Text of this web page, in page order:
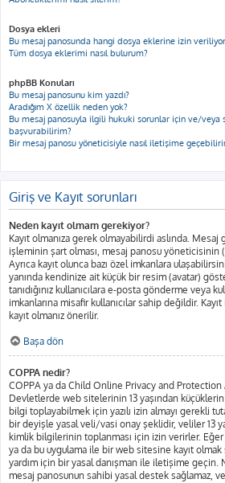
Dosya ekleri
Bu mesaj panosunda hangi dosya eklerine izin
Tüm dosya eklerimi nasıl bulurum?
phpBB Konuları
Bu mesaj panosunu kim yazdı?
Aradığım X özellik neden yok?
Bu mesaj panosuyla ilgili hukuki sorunlar için ve/
başvurabilirim?
Bir mesaj panosu yöneticisiyle nasıl iletişime
Giriş ve Kayıt sorunları
Neden kayıt olmam gerekiyor?
Kayıt olmanıza gerek olmayabilirdi aslında.
işleminin şart olması, mesaj panosu yöneticisinin
Ayrıca kayıt olunca bazı özel imkanlara
yanında kendinize ait küçük bir resim (avatar)
tanıdığınız kullanıcılara e-posta gönderme veya
imkanlarına misafir kullanıcılar sahip değildir.
kayıt olmanız önerilir.
Başa dön
COPPA nedir?
COPPA ya da Child Online Privacy and
Devletlerde web sitelerinin 13 yaşından
bilgi toplayabilmek için yazılı izin almayı gerekli
bir deyişle yasal veli/vasi onay şeklidir, veliler 13
kimlik bilgilerinin toplanması için izin verirler. Eğer
ya da bu uygulama ile bir web sitesine kayıt
yardım için bir yasal danışman ile iletişime geçin.
mesaj panosunun sahibi yasal destek sağlamaz,